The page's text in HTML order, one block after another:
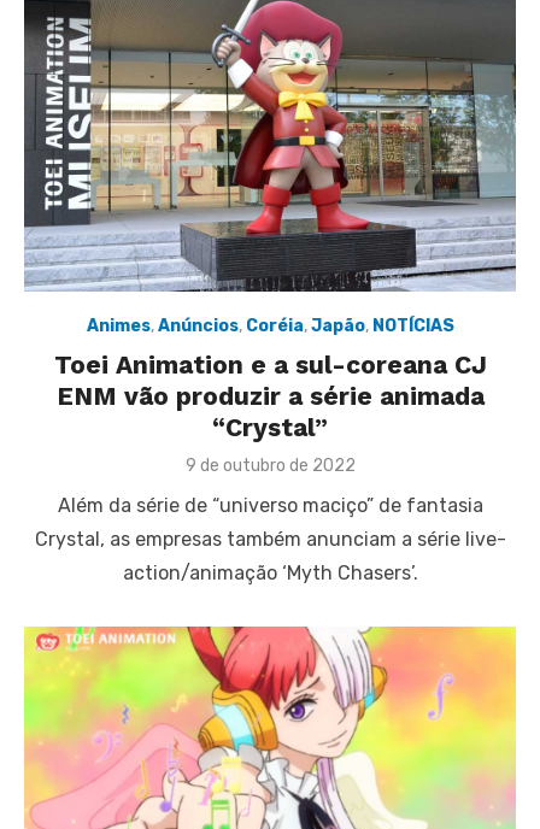
Animes,Anúncios, Coréia,Japão, NOTÍCIAS
Toei Animation e a sul-coreana CJ
ENM vão produzir a série animada
“Crystal”
Posted
9 de outubro de 2022
Além da série de “universo maciço” de fantasia
Crystal, as empresas também anunciam a série live-
action/animação ‘Myth Chasers’.